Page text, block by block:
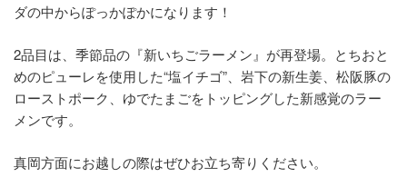
ダの中からぽっかぽかになります！
2品目は、季節品の『新いちごラーメン』が再登場。とちおと
めのピューレを使用した“塩イチゴ”、岩下の新生姜、松阪豚の
ローストポーク、ゆでたまごをトッピングした新感覚のラー
メンです。
真岡方面にお越しの際はぜひお立ち寄りください。